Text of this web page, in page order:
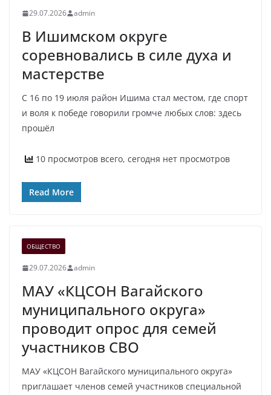
29.07.2026 admin
В Ишимском округе
соревновались в силе духа и
мастерстве
С 16 по 19 июля район Ишима стал местом, где спорт
и воля к победе говорили громче любых слов: здесь
прошёл
10 просмотров всего, сегодня нет просмотров
Read More
ОБЩЕСТВО
29.07.2026 admin
МАУ «КЦСОН Вагайского
муниципального округа»
проводит опрос для семей
участников СВО
МАУ «КЦСОН Вагайского муниципального округа»
приглашает членов семей участников специальной